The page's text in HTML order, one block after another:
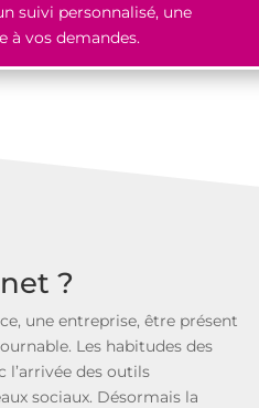
suivi personnalisé, une
à vos demandes.
?
une entreprise, être présent
Les habitudes des
l’arrivée des outils
sociaux. Désormais la